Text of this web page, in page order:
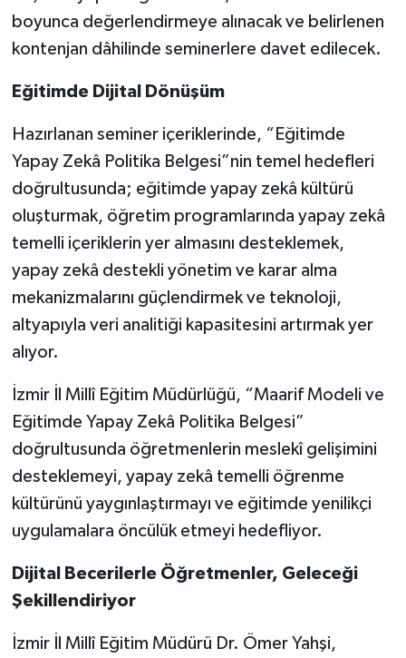
boyunca değerlendirmeye alınacak ve belirlenen
kontenjan dâhilinde seminerlere davet edilecek.
Eğitimde Dijital Dönüşüm
Hazırlanan seminer içeriklerinde, “Eğitimde
Yapay Zekâ Politika Belgesi”nin temel hedefleri
doğrultusunda; eğitimde yapay zekâ kültürü
oluşturmak, öğretim programlarında yapay zekâ
temelli içeriklerin yer almasını desteklemek,
yapay zekâ destekli yönetim ve karar alma
mekanizmalarını güçlendirmek ve teknoloji,
altyapıyla veri analitiği kapasitesini artırmak yer
alıyor.
İzmir İl Millî Eğitim Müdürlüğü, “Maarif Modeli ve
Eğitimde Yapay Zekâ Politika Belgesi”
doğrultusunda öğretmenlerin meslekî gelişimini
desteklemeyi, yapay zekâ temelli öğrenme
kültürünü yaygınlaştırmayı ve eğitimde yenilikçi
uygulamalara öncülük etmeyi hedefliyor.
Dijital Becerilerle Öğretmenler, Geleceği
Şekillendiriyor
İzmir İl Millî Eğitim Müdürü Dr. Ömer Yahşi,